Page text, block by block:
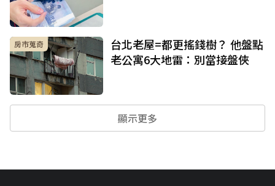
房市蒐奇
台北老屋=都更搖錢樹？ 他盤點
老公寓6大地雷：別當接盤俠
顯示更多